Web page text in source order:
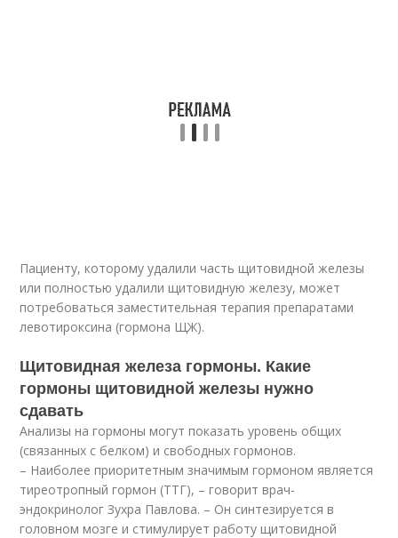
Пациенту, которому удалили часть щитовидной железы
или полностью удалили щитовидную железу, может
потребоваться заместительная терапия препаратами
левотироксина (гормона ЩЖ).
Щитовидная железа гормоны. Какие
гормоны щитовидной железы нужно
сдавать
Анализы на гормоны могут показать уровень общих
(связанных с белком) и свободных гормонов.
– Наиболее приоритетным значимым гормоном является
тиреотропный гормон (ТТГ), – говорит врач-
эндокринолог Зухра Павлова. – Он синтезируется в
головном мозге и стимулирует работу щитовидной